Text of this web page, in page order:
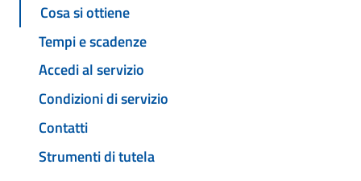
Cosa si ottiene
Tempi e scadenze
Accedi al servizio
Condizioni di servizio
Contatti
Strumenti di tutela